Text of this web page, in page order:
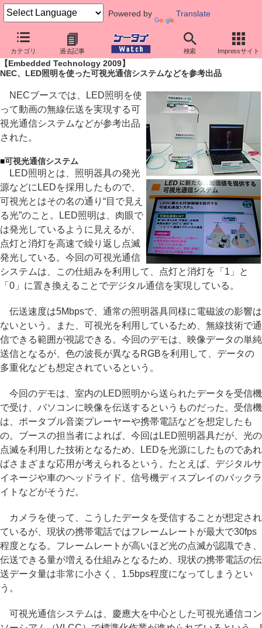
Powered by Translate
カテゴリ 過去記事 検索 Impressサイト
ケータイ Watch イベント Embedded Technology
2009
【Embedded Technology 2009】
NEC、LED照明を使った可視光通信システムなどを参考出品
NECブースでは、LED照明を使
って動画の無線伝送を実現する可
視光通信システムなどが参考出品
された。
■可視光通信システム
LED照明とは、照明器具の発光
源などにLEDを採用したもので、
可視光とはその名の通り“目で見え
る光”のこと。LED照明は、肉眼で
は発光しているように見えるが、
点灯と消灯を高速で繰り返し点滅
発光している。今回の可視光通信
システムは、この仕組みを利用して、点灯と消灯を「1」と
「0」に置き換えることでデジタル通信を実現している。
伝送速度は5Mbpsで、通常の照明器具同様に電磁波の影響は
ないという。また、可視光を利用しているため、無線技術で通
信できる範囲が視認できる。今回のデモは、映像データの単純
送信となるが、色の波長が異なるRGBを利用して、データの
多重化なども想定されているという。
今回のデモは、室内のLED照明から送られたデータを受信機
で受け、パソコンに映像を伝送するというものだった。受信機
は、ポータブル音楽プレーヤーや携帯電話などを想定したも
の。ブースの担当者によれば、今回はLED照明器具だが、光の
点滅を利用した技術となるため、LEDを光源にしたものであれ
ばさまざまな応用が考えられるという。たとえば、デジタルサ
イネージや車のヘッドライド、信号機ディスプレイのバックラ
イトなどがそうだ。
カメラを使って、こうしたデータを受信することが想定され
ているが、現状の携帯電話ではフレームレートが最大で30fps
程度となる。フレームレートが高いほど光の点滅が認識でき、
伝送できる量が増える仕組みとなるため、現状の携帯電話の伝
送データ量は非常に小さく、1.5bps程度になってしまうとい
う。
可視光通信システムは、慶應大を中心とした可視光通信コン